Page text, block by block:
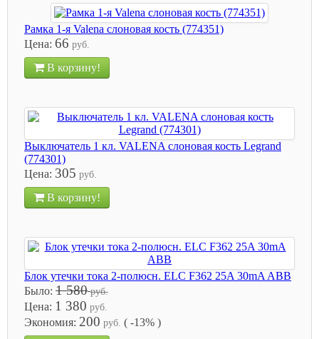
Рамка 1-я Valena слоновая кость (774351)
Цена: 66 руб.
В корзину!
Выключатель 1 кл. VALENA слоновая кость Legrand
(774301)
Цена: 305 руб.
В корзину!
Блок утечки тока 2-полюсн. ELC F362 25A 30mA ABB
Было: 1 580 руб.
Цена: 1 380 руб.
Экономия: 200 руб. ( -13% )